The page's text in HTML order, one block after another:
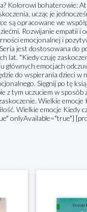
Kolorowi bohaterowie:
ucząc je
są opracowane we
Rozwijanie empatii i
emocjonalnej i
jest dostosowana do
lat. "Kiedy czuję
emocjach
do wspierania dzieci w
Sięgnij po tę
z tym uczuciem w
Wielkie
Wielkie emocje
onlyAvailable="true"]